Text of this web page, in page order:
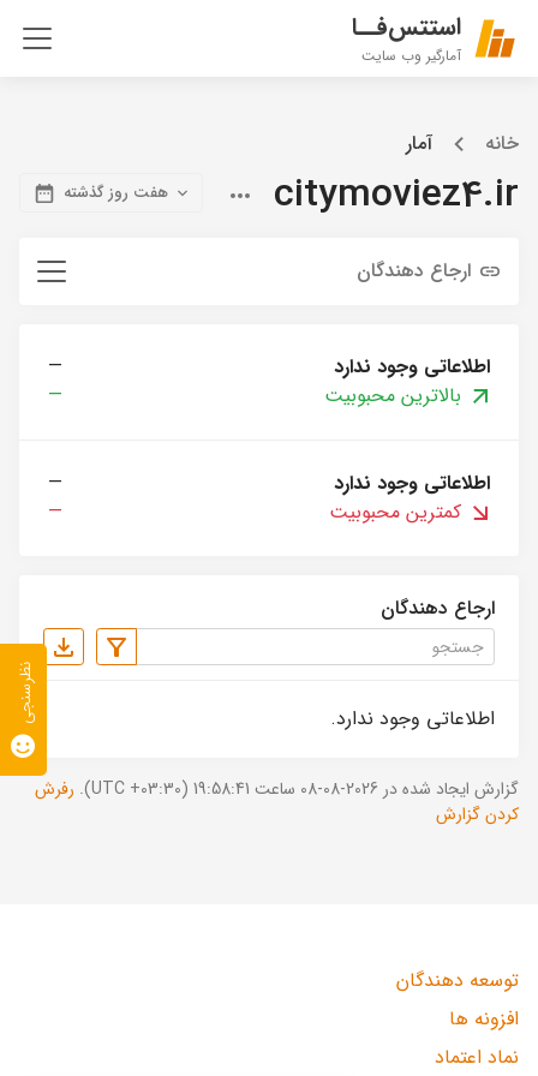
استتس‌فــا
آمارگیر وب سایت
خانه آمار
citymoviez4.ir هفت روز گذشته
ارجاع دهندگان
اطلاعاتی وجود ندارد
—
بالاترین محبوبیت
—
اطلاعاتی وجود ندارد
—
کمترین محبوبیت
—
ارجاع دهندگان
اطلاعاتی وجود ندارد.
گزارش ایجاد شده در 2026-08-08 ساعت 19:58:41 (UTC +03:30).
رفرش
کردن گزارش
توسعه دهندگان
افزونه ها
نماد اعتماد
نظرسنجی